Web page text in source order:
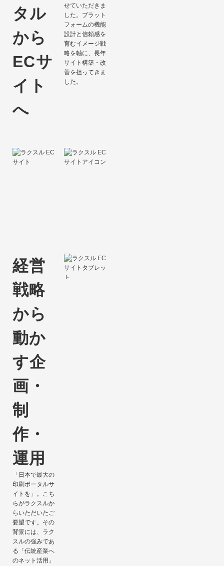
タル
から
ECサ
イト
へ
せていただきま
した。プラット
フォームの機能
設計と信頼感を
育むイメージ戦
略を軸に、長年
サイト構築・改
善を担ってきま
した。
経営
戦略
から
動か
す企
画・
制
作・
運用
「日本で最大の
印刷ポータルサ
イトを」。こち
らがラクスルか
らいただいたご
要望です。その
背景には、ラク
スルの強みであ
る「伝統産業へ
のネット活用」